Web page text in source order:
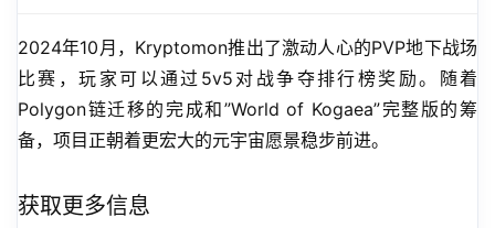
2024年10月，Kryptomon推出了激动人心的PVP地下战场
比赛，玩家可以通过5v5对战争夺排行榜奖励。随着
Polygon链迁移的完成和”World of Kogaea”完整版的筹
备，项目正朝着更宏大的元宇宙愿景稳步前进。
获取更多信息